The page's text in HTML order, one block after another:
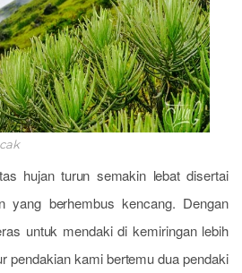
hujan turun semakin lebat disertai
yang berhembus kencang. Dengan
untuk mendaki di kemiringan lebih
pendakian kami bertemu dua pendaki